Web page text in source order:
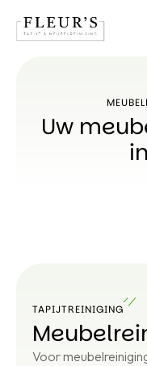
Uw
TAPIJTREINIGING
Voor